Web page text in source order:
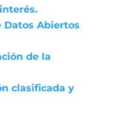
Datos Abiertos
de la
clasificada y